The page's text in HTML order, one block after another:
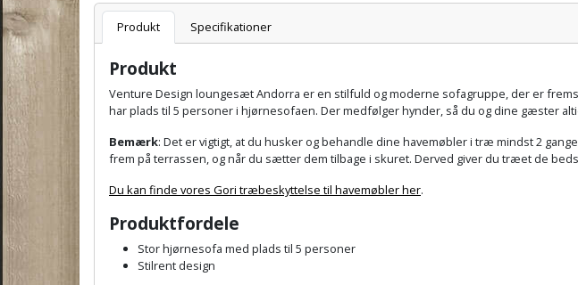
Varenummer
Produkt
Specifikationer
Produkt
Venture Design loungesæt Andorra er en stilfuld og moderne sofagruppe, der er
har plads til 5 personer i hjørnesofaen. Der medfølger hynder, så du og dine gæster
Bemærk: Det er vigtigt, at du husker og behandle dine havemøbler i træ mindst 2
frem på terrassen, og når du sætter dem tilbage i skuret. Derved giver du træet de
Du kan finde vores Gori træbeskyttelse til havemøbler her.
Produktfordele
Stor hjørnesofa med plads til 5 personer
Stilrent design